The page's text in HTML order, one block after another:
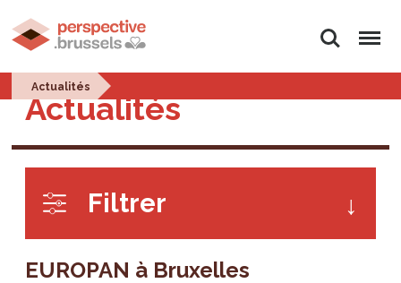
Rechercher
Menu
Actualités
Actualités
Filtrer
EUROPAN à Bruxelles